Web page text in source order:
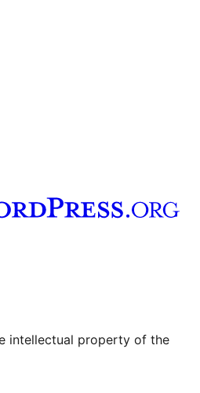
no Tumblr
intellectual property of the